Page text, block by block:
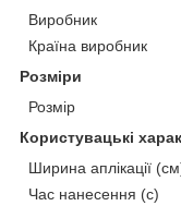
Виробник
Країна виробник
Розміри
Розмір
Користувацькі
Ширина аплікації
Час нанесення (с)